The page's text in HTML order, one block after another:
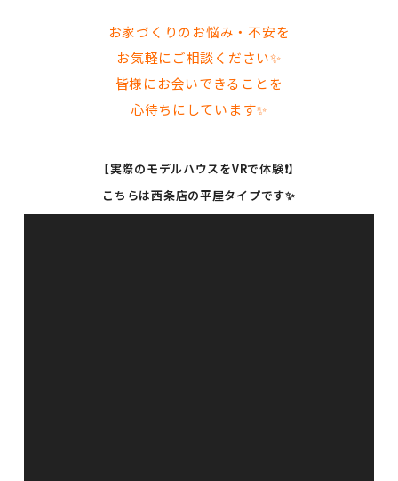
お家づくりのお悩み・不安を
お気軽にご相談ください✨
皆様にお会いできることを
心待ちにしています✨
【実際のモデルハウスをVRで体験❗】
こちらは西条店の平屋タイプです✨